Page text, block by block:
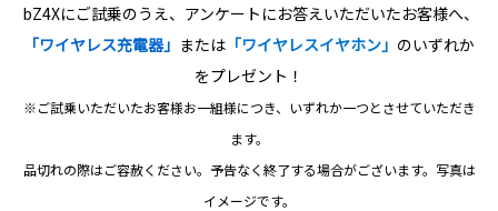
bZ4Xにご試乗のうえ、 アンケートにお答えいただいたお客様へ、
「ワイヤレス充電器」 または 「ワイヤレスイヤホン」 のいずれか
をプレゼント！
※ご試乗いただいたお客様お一組様につき、
いずれか一つとさせていただき
ます。
品切れの際はご容赦ください。 予告なく終了する場合がございます。写真は
イメージです。